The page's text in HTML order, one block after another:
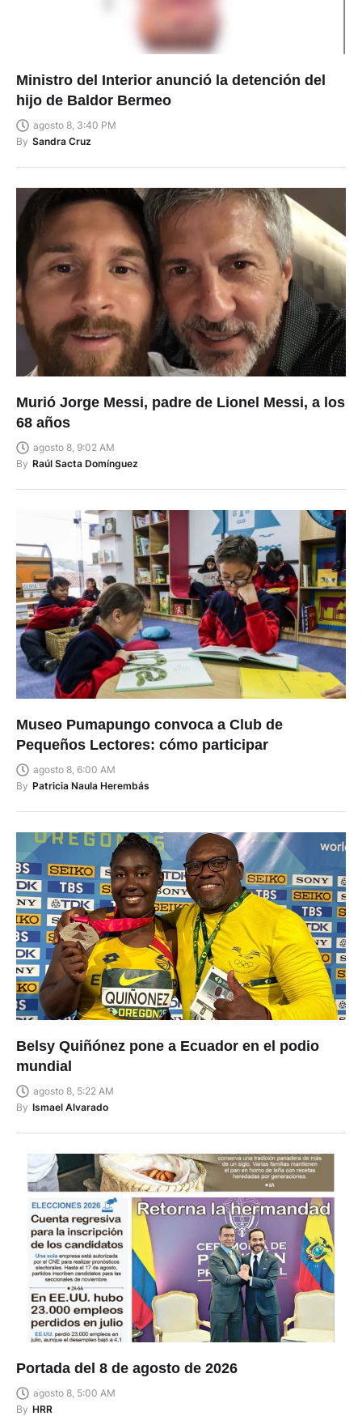
Ministro del Interior anunció la detención del
hijo de Baldor Bermeo
agosto 8, 3:40 PM
By Sandra Cruz
Murió Jorge Messi, padre de Lionel Messi, a los
68 años
agosto 8, 9:02 AM
By Raúl Sacta Domínguez
Museo Pumapungo convoca a Club de
Pequeños Lectores: cómo participar
agosto 8, 6:00 AM
By Patricia Naula Herembás
Belsy Quiñónez pone a Ecuador en el podio
mundial
agosto 8, 5:22 AM
By Ismael Alvarado
Portada del 8 de agosto de 2026
agosto 8, 5:00 AM
By HRR